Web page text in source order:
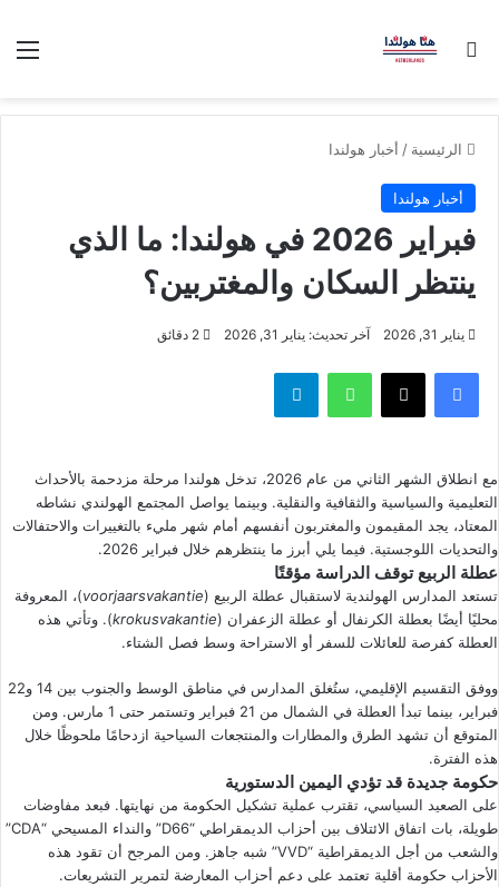
بحث عن
الرئيسية / أخبار هولندا
أخبار هولندا
فبراير 2026 في هولندا: ما الذي
ينتظر السكان والمغتربين؟
يناير 31, 2026 آخر تحديث: يناير 31, 2026
فيسبوك ‫X واتساب تيلقرام
مع انطلاق الشهر الثاني من عام 2026، تدخل هولندا مرحلة مزدحمة بالأحداث
التعليمية والسياسية والثقافية والنقلية. وبينما يواصل المجتمع الهولندي نشاطه
المعتاد، يجد المقيمون والمغتربون أنفسهم أمام شهر مليء بالتغييرات والاحتفالات
والتحديات اللوجستية. فيما يلي أبرز ما ينتظرهم خلال فبراير 2026.
عطلة الربيع توقف الدراسة مؤقتًا
تستعد المدارس الهولندية لاستقبال عطلة الربيع (voorjaarsvakantie)، المعروفة
محليًا أيضًا بعطلة الكرنفال أو عطلة الزعفران (krokusvakantie). وتأتي هذه
العطلة كفرصة للعائلات للسفر أو الاستراحة وسط فصل الشتاء.
ووفق التقسيم الإقليمي، ستُغلق المدارس في مناطق الوسط والجنوب بين 14 و22
فبراير، بينما تبدأ العطلة في الشمال من 21 فبراير وتستمر حتى 1 مارس. ومن
المتوقع أن تشهد الطرق والمطارات والمنتجعات السياحية ازدحامًا ملحوظًا خلال
هذه الفترة.
حكومة جديدة قد تؤدي اليمين الدستورية
على الصعيد السياسي، تقترب عملية تشكيل الحكومة من نهايتها. فبعد مفاوضات
طويلة، بات اتفاق الائتلاف بين أحزاب الديمقراطي “D66” والنداء المسيحي “CDA”
والشعب من أجل الديمقراطية “VVD” شبه جاهز. ومن المرجح أن تقود هذه
الأحزاب حكومة أقلية تعتمد على دعم أحزاب المعارضة لتمرير التشريعات.